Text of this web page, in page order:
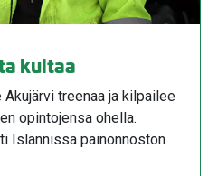
kultaa
treenaa ja kilpailee
opintojensa ohella.
Islannissa painonnoston